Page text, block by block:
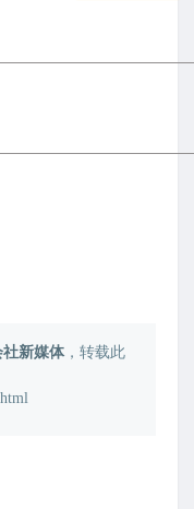
社新媒体，转载此